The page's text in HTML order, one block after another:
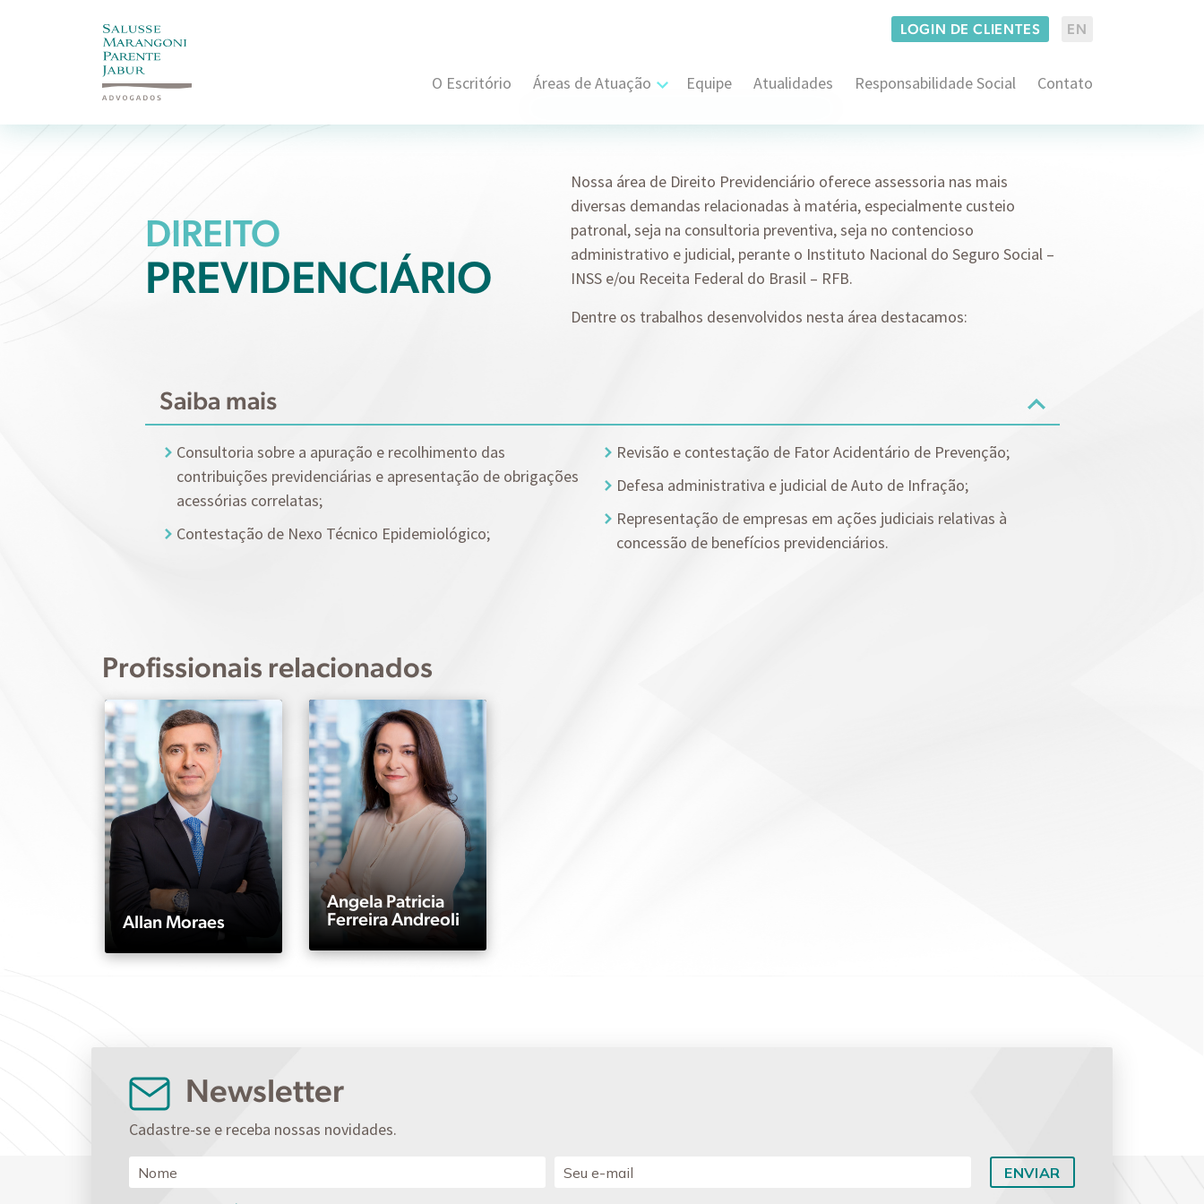
LOGIN DE CLIENTES EN
O Escritório Áreas de Atuação
Cível, Comercial e Consumidor Estratégico
Administrativo e Regulatório
Empresarial
Família
Securitário
Contratual
Propriedade Intelectual
Consultoria em Propriedade Intelectual
Contencioso em Propriedade Intelectual
Proteção de Dados
Resolução de Disputas
Arbitragem e ADRs
Pré-Contencioso Cível
Planejamento Patrimonial e Sucessório
Direito Previdenciário
Equipe Atualidades Responsabilidade Social Contato
DIREITO
PREVIDENCIÁRIO
Nossa área de Direito Previdenciário oferece assessoria nas mais
diversas demandas relacionadas à matéria, especialmente custeio
patronal, seja na consultoria preventiva, seja no contencioso
administrativo e judicial, perante o Instituto Nacional do Seguro Social –
INSS e/ou Receita Federal do Brasil – RFB.
Dentre os trabalhos desenvolvidos nesta área destacamos:
Saiba mais
Consultoria sobre a apuração e recolhimento das
contribuições previdenciárias e apresentação de obrigações
acessórias correlatas;
Contestação de Nexo Técnico Epidemiológico;
Revisão e contestação de Fator Acidentário de Prevenção;
Defesa administrativa e judicial de Auto de Infração;
Representação de empresas em ações judiciais relativas à
concessão de benefícios previdenciários.
Profissionais relacionados
Allan Moraes
Angela Patricia
Ferreira Andreoli
Newsletter
Cadastre-se e receba nossas novidades.